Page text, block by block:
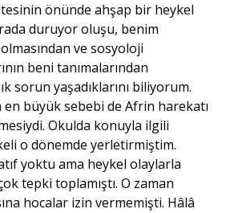
önünde ahşap bir heykel
duruyor oluşu, benim
ve sosyoloji
beni tanımalarından
sorun yaşadıklarını biliyorum.
en büyük sebebi de Afrin harekatı
Okulda konuyla ilgili
o dönemde yerletirmiştim.
yoktu ama heykel olaylarla
tepki toplamıştı. O zaman
hocalar izin vermemişti. Hâlâ